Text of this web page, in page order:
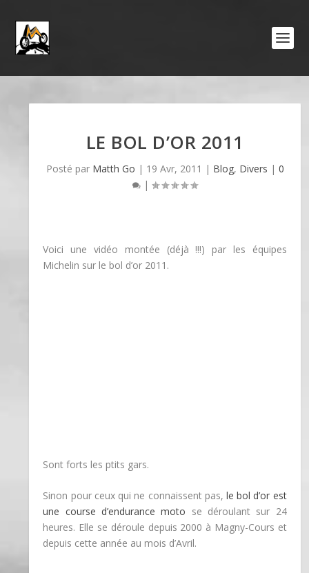
LE BOL D’OR 2011
Posté par Matth Go | 19 Avr, 2011 | Blog, Divers | 0
|
Voici une vidéo montée (déjà !!!) par les équipes
Michelin sur le bol d’or 2011.
Sont forts les ptits gars.
Sinon pour ceux qui ne connaissent pas, le bol d’or est
une course d’endurance moto se déroulant sur 24
heures. Elle se déroule depuis 2000 à Magny-Cours et
depuis cette année au mois d’Avril.